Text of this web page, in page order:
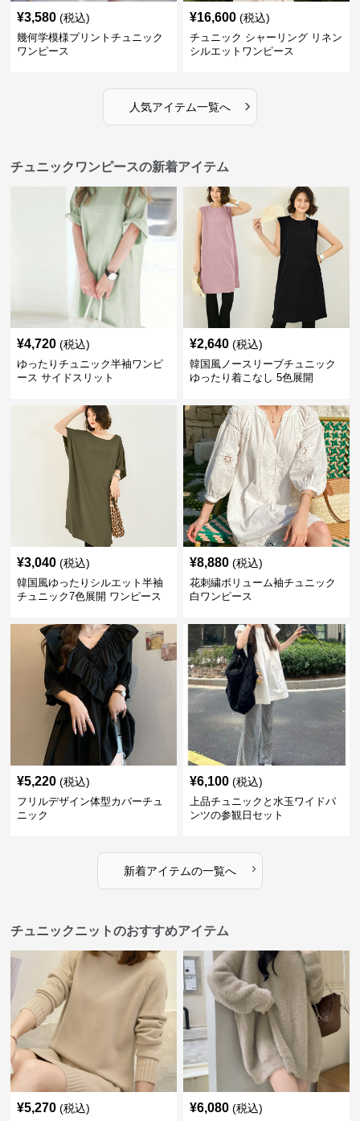
¥3,580 (税込)
幾何学模様プリントチュニック
ワンピース
¥16,600 (税込)
チュニック シャーリング リネン
シルエットワンピース
人気アイテム一覧へ ›
チュニックワンピースの新着アイテム
¥4,720 (税込)
ゆったりチュニック半袖ワンピ
ース サイドスリット
¥2,640 (税込)
韓国風ノースリーブチュニック
ゆったり着こなし 5色展開
¥3,040 (税込)
韓国風ゆったりシルエット半袖
チュニック7色展開 ワンピース
¥8,880 (税込)
花刺繍ボリューム袖チュニック
白ワンピース
¥5,220 (税込)
フリルデザイン体型カバーチュ
ニック
¥6,100 (税込)
上品チュニックと水玉ワイドパ
ンツの参観日セット
新着アイテムの一覧へ ›
チュニックニットのおすすめアイテム
¥5,270 (税込) ¥6,080 (税込)